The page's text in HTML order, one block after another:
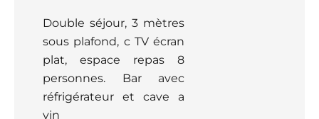
Double séjour, 3 mètres
sous plafond, c TV écran
plat, espace repas 8
personnes. Bar avec
réfrigérateur et cave a
vin